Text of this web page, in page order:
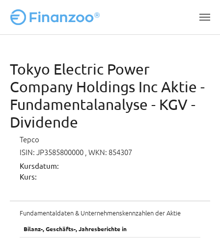
Tokyo Electric Power
Company Holdings Inc Aktie -
Fundamentalanalyse - KGV -
Dividende
Tepco
ISIN: JP3585800000 , WKN: 854307
Kursdatum:
Kurs:
Fundamentaldaten & Unternehmenskennzahlen der Aktie
Bilanz-, Geschäfts-, Jahresberichte in